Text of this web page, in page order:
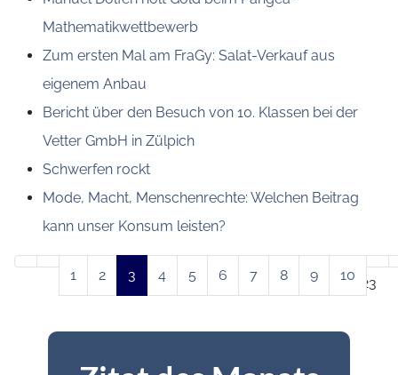
Mathematikwettbewerb
Zum ersten Mal am FraGy: Salat-Verkauf aus
eigenem Anbau
Bericht über den Besuch von 10. Klassen bei der
Vetter GmbH in Zülpich
Schwerfen rockt
Mode, Macht, Menschenrechte: Welchen Beitrag
kann unser Konsum leisten?
Seite 3 von 23
1 2 3 4 5 6 7 8 9 10